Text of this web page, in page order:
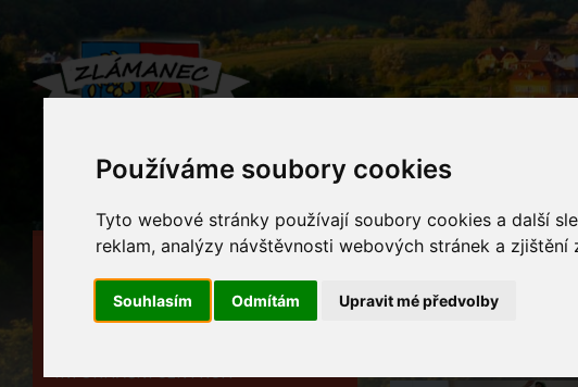
Používáme soubory cookies
Tyto webové stránky používají soubory cookies a další
reklam, analýzy návštěvnosti webových stránek a zjištění
Souhlasím Odmítám Upravit mé předvolby
HLAVNÍ STRÁNKA
OBECNÍ ÚŘAD
INFORMAČNÍ CENTRUM